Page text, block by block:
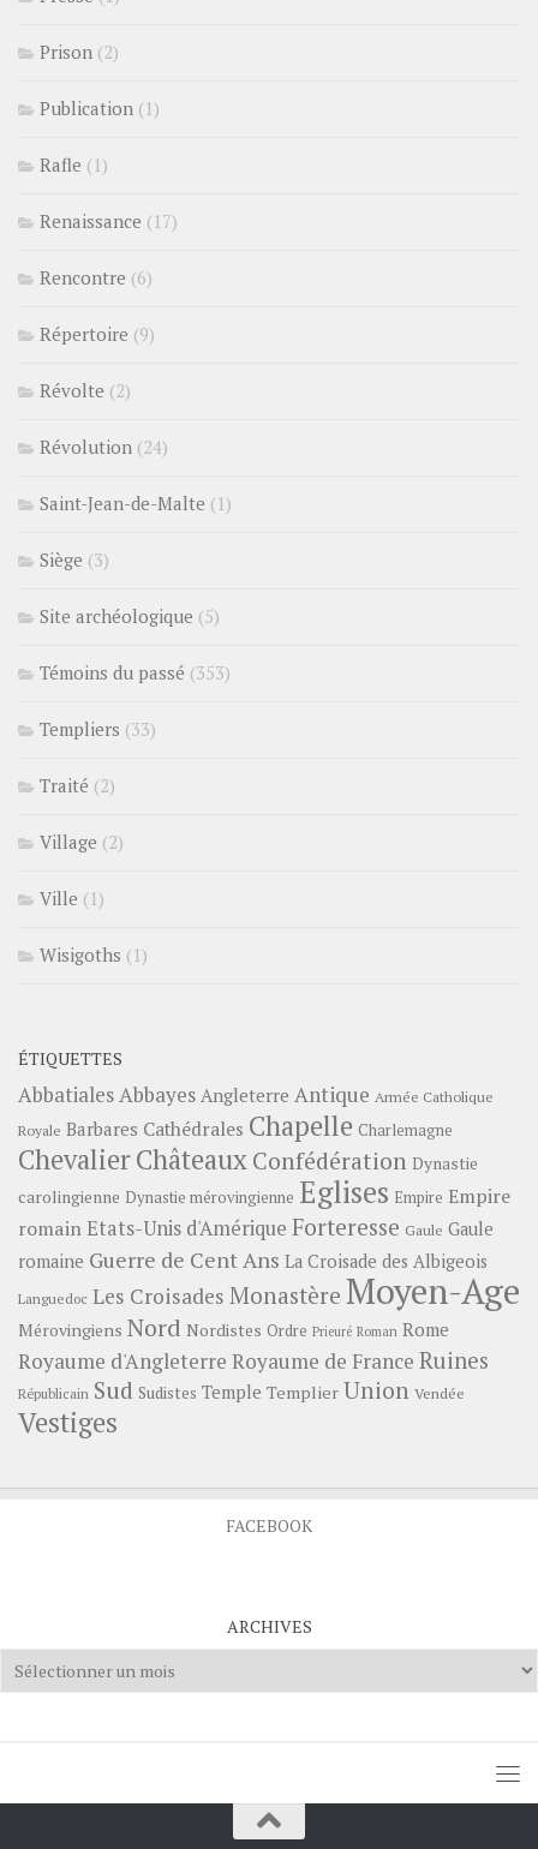
Prison (2)
Publication (1)
Rafle (1)
Renaissance (17)
Rencontre (6)
Répertoire (9)
Révolte (2)
Révolution (24)
Saint-Jean-de-Malte (1)
Siège (3)
Site archéologique (5)
Témoins du passé (353)
Templiers (33)
Traité (2)
Village (2)
Ville (1)
Wisigoths (1)
ÉTIQUETTES
Abbatiales Abbayes Angleterre Antique Armée Catholique
Royale Barbares Cathédrales Chapelle Charlemagne
ChevalierChâteauxConfédération Dynastie
carolingienne Dynastie mérovingienne Eglises Empire Empire
romainEtats-Unis d'Amérique Forteresse Gaule Gaule
romaine Guerre de Cent Ans La Croisade des Albigeois
Languedoc Les Croisades Monastère Moyen-Age
Mérovingiens Nord Nordistes Ordre Prieuré Roman Rome
Royaume d'Angleterre Royaume de France Ruines
Républicain Sud Sudistes Temple Templier Union Vendée
Vestiges
FACEBOOK
ARCHIVES
Archives